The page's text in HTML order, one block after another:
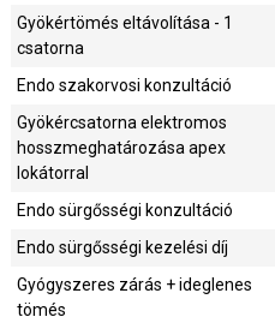
Gyökértömés eltávolítása - 1
csatorna
Endo szakorvosi konzultáció
Gyökércsatorna elektromos
hosszmeghatározása apex
lokátorral
Endo sürgősségi konzultáció
Endo sürgősségi kezelési díj
Gyógyszeres zárás + ideglenes
tömés